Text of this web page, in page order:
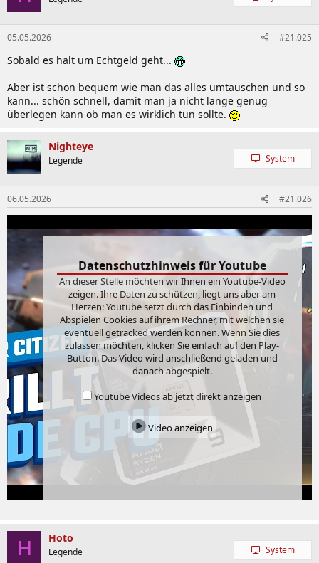
o
n
e
n
:
05.05.2026 #21.025
Sobald es halt um Echtgeld geht...
Aber ist schon bequem wie man das alles umtauschen und so
kann... schön schnell, damit man ja nicht lange genug
überlegen kann ob man es wirklich tun sollte.
Nighteye
Legende System
06.05.2026 #21.026
Datenschutzhinweis für Youtube
An dieser Stelle möchten wir Ihnen ein Youtube-Video
zeigen. Ihre Daten zu schützen, liegt uns aber am
Herzen: Youtube setzt durch das Einbinden und
Abspielen Cookies auf ihrem Rechner, mit welchen sie
eventuell getracked werden können. Wenn Sie dies
zulassen möchten, klicken Sie einfach auf den Play-
Button. Das Video wird anschließend geladen und
danach abgespielt.
Youtube Videos ab jetzt direkt anzeigen
Video anzeigen
H Hoto
Legende System